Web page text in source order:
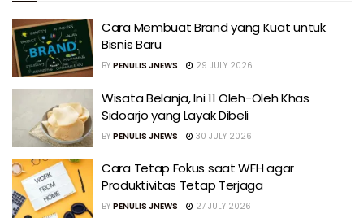
Cara Membuat Brand yang Kuat untuk
Bisnis Baru
BY PENULIS JNEWS 29 JULY 2026
Wisata Belanja, Ini 11 Oleh-Oleh Khas
Sidoarjo yang Layak Dibeli
BY PENULIS JNEWS 30 JULY 2026
Cara Tetap Fokus saat WFH agar
Produktivitas Tetap Terjaga
BY PENULIS JNEWS 27 JULY 2026